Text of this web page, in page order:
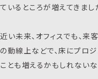
ているところが増えてきまし
近い未来、オフィスでも、
の動線上などで、床にプロ
ことも増えるかもしれないな